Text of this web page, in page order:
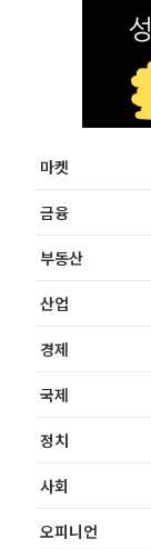
마켓
금융
부동산
산업
경제
국제
정치
사회
오피니언